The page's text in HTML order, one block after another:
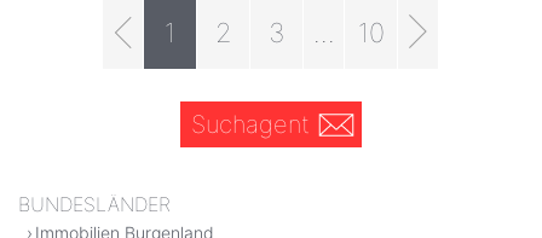
1 2 3 10
Suchagent
BUNDESLÄNDER
Immobilien Burgenland